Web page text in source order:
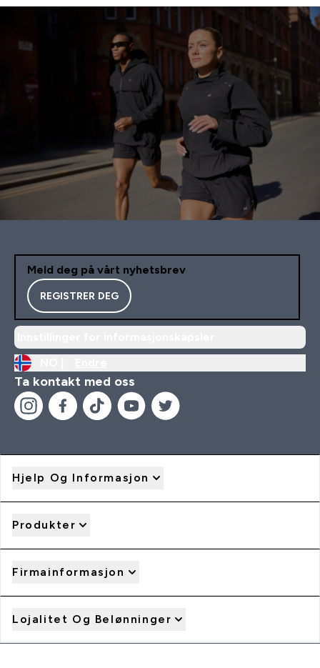
Meld deg på vårt nyhetsbrev
REGISTRER DEG
Ta kontakt med oss
Hjelp Og Informasjon
Produkter
Firmainformasjon
Lojalitet Og Belønninger